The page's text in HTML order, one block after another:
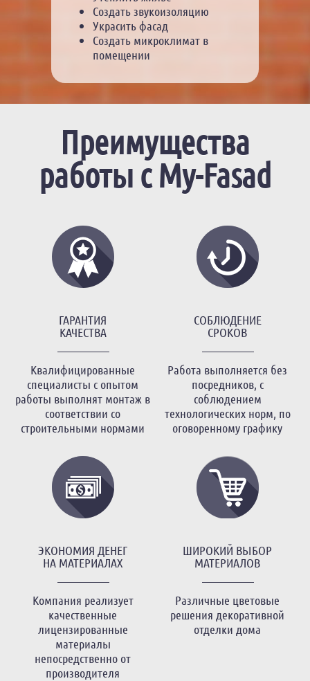
Создать звукоизоляцию
Украсить фасад
Создать микроклимат в
помещении
Преимущества
работы с My-Fasad
ГАРАНТИЯ
КАЧЕСТВА
Квалифицированные
специалисты с опытом
работы выполнят монтаж в
соответствии со
строительными нормами
СОБЛЮДЕНИЕ
СРОКОВ
Работа выполняется без
посредников, с
соблюдением
технологических норм, по
оговоренному графику
ЭКОНОМИЯ ДЕНЕГ
НА МАТЕРИАЛАХ
Компания реализует
качественные
лицензированные
материалы
непосредственно от
производителя
ШИРОКИЙ ВЫБОР
МАТЕРИАЛОВ
Различные цветовые
решения декоративной
отделки дома